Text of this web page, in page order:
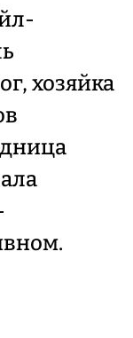
хозяйка